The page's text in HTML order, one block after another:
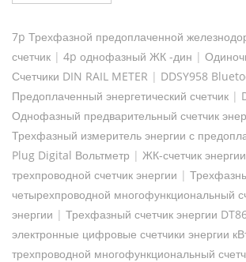
7p Трехфазной предоплаченной
счетчик | 4p однофазный ЖК -дин |
Счетчики DIN RAIL METER | DDSY958
Предоплаченный энергетический счетчик |
Однофазный предварительный счетчик
Трехфазный измеритель энергии с
Plug Digital Вольтметр | ЖК-счетчик энергии
трехпроводной счетчик энергии |
четырехпроводной многофункциональный
энергии | Трехфазный счетчик энергии
электронные цифровые счетчики энергии
трехпроводной многофункциональный